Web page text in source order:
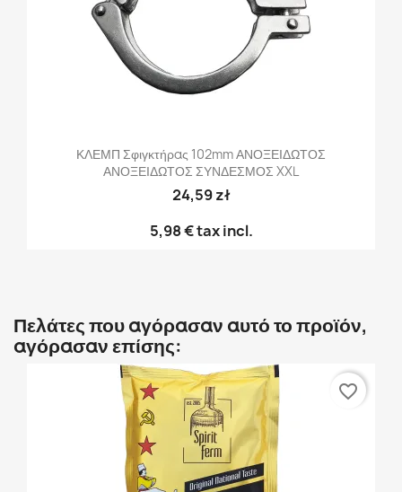
ΚΛΕΜΠ Σφιγκτήρας 102mm ΑΝΟΞΕΙΔΩΤΟΣ
ΑΝΟΞΕΙΔΩΤΟΣ ΣΥΝΔΕΣΜΟΣ XXL
24,59 zł
5,98 €tax incl.
Πελάτες που αγόρασαν αυτό το προϊόν,
αγόρασαν επίσης:
favorite_border